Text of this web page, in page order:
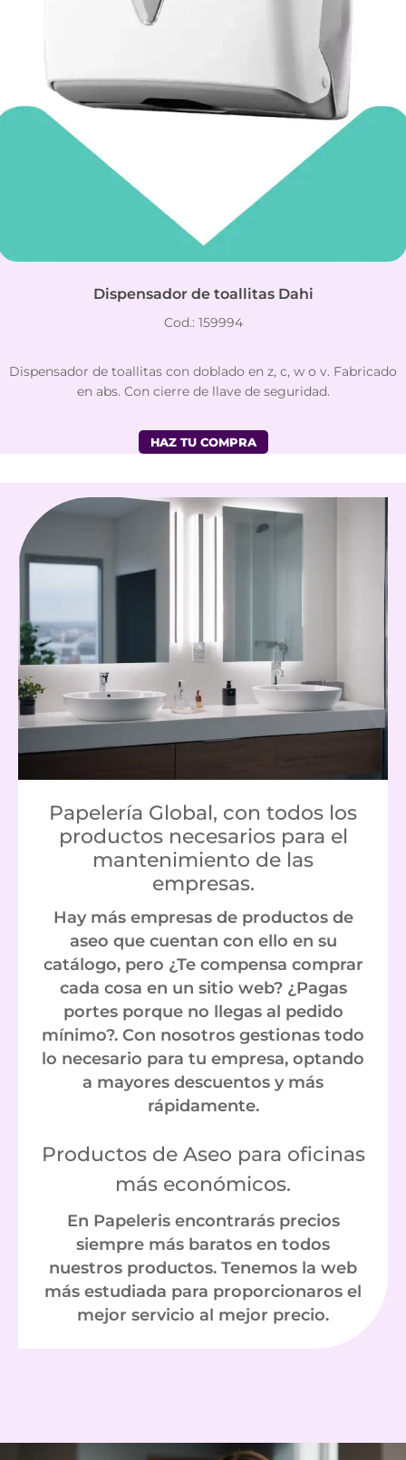
Dispensador de toallitas Dahi
Cod.: 159994
Dispensador de toallitas con doblado en z, c, w o v. Fabricado
en abs. Con cierre de llave de seguridad.
HAZ TU COMPRA
Papelería Global, con todos los
productos necesarios para el
mantenimiento de las
empresas.
Hay más empresas de productos de
aseo que cuentan con ello en su
catálogo, pero ¿Te compensa comprar
cada cosa en un sitio web? ¿Pagas
portes porque no llegas al pedido
mínimo?. Con nosotros gestionas todo
lo necesario para tu empresa, optando
a mayores descuentos y más
rápidamente.
Productos de Aseo para oficinas
más económicos.
En Papeleris encontrarás precios
siempre más baratos en todos
nuestros productos. Tenemos la web
más estudiada para proporcionaros el
mejor servicio al mejor precio.